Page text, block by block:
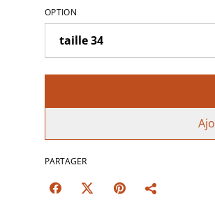
OPTION
PARTAGER